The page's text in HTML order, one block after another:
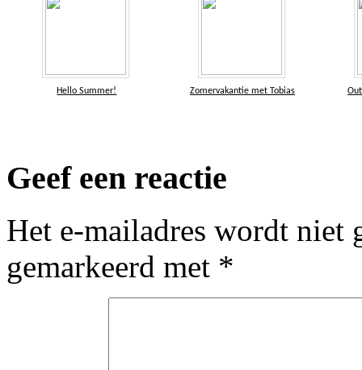
Hello Summer! Zomervakantie met Tobias
Geef een reactie
Het e-mailadres wordt niet
gemarkeerd met *